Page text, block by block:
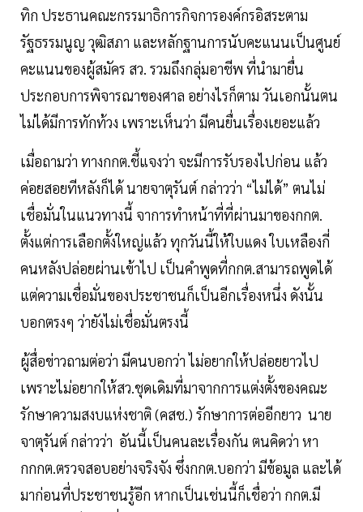
ทิก ประธานคณะกรรมาธิการกิจการองค์กรอิสระตาม
รัฐธรรมนูญ วุฒิสภา และหลักฐานการนับคะแนนเป็นศูนย์
คะแนนของผู้สมัคร สว. รวมถึงกลุ่มอาชีพ ที่นำมายื่น
ประกอบการพิจารณาของศาล อย่างไรก็ตาม วันเอกนั้นตน
ไม่ได้มีการทักท้วง เพราะเห็นว่า มีคนยื่นเรื่องเยอะแล้ว
เมื่อถามว่า ทางกกต.ชี้แจงว่า จะมีการรับรองไปก่อน แล้ว
ค่อยสอยทีหลังก็ได้ นายจาตุรันต์ กล่าวว่า “ไม่ได้” ตนไม่
เชื่อมั่นในแนวทางนี้ จาการทำหน้าที่ที่ผ่านมาของกกต.
ตั้งแต่การเลือกตั้งใหญ่แล้ว ทุกวันนี้ให้ใบแดง ใบเหลืองกี่
คนหลังปล่อยผ่านเข้าไป เป็นคำพูดที่กกต.สามารถพูดได้
แต่ความเชื่อมั่นของประชาชนก็เป็นอีกเรื่องหนึ่ง ดังนั้น
บอกตรงๆ ว่ายังไม่เชื่อมั่นตรงนี้
ผู้สื่อข่าวถามต่อว่า มีคนบอกว่า ไม่อยากให้ปล่อยยาวไป
เพราะไม่อยากให้สว.ชุดเดิมที่มาจากการแต่งตั้งของคณะ
รักษาความสงบแห่งชาติ (คสช.) รักษาการต่ออีกยาว นาย
จาตุรันต์ กล่าวว่า อันนี้เป็นคนละเรื่องกัน ตนคิดว่า หา
กกกต.ตรวจสอบอย่างจริงจัง ซึ่งกกต.บอกว่า มีข้อมูล และได้
มาก่อนที่ประชาชนรู้อีก หากเป็นเช่นนี้ก็เชื่อว่า กกต.มี